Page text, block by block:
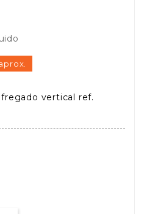
vertical ref.